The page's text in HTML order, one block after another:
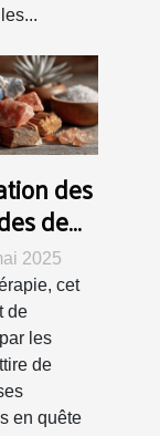
des
de
et
en
2025
cet
de
les
de
en quête